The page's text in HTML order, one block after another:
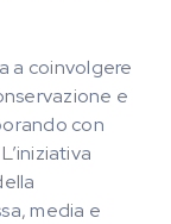
a coinvolgere
e
con
media e